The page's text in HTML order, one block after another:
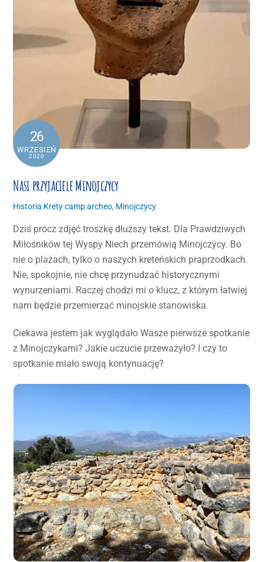
26
WRZESIEŃ
2020
Nasi przyjaciele Minojczycy
Historia Krety camp archeo, Minojczycy
Dziś prócz zdjęć troszkę dłuższy tekst. Dla Prawdziwych
Miłośników tej Wyspy Niech przemówią Minojczycy. Bo
nie o plażach, tylko o naszych kreteńskich praprzodkach.
Nie, spokojnie, nie chcę przynudzać historycznymi
wynurzeniami. Raczej chodzi mi o klucz, z którym łatwiej
nam będzie przemierzać minojskie stanowiska.
Ciekawa jestem jak wyglądało Wasze pierwsze spotkanie
z Minojczykami? Jakie uczucie przeważyło? I czy to
spotkanie miało swoją kontynuację?